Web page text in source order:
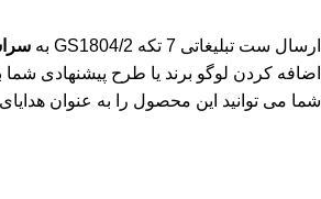
ارسال ست تبلیغاتی 7 تکه GS1804/2 به
اضافه کردن لوگو برند یا طرح پیشنهادی
شما می توانید این محصول را به عنوان هدایای